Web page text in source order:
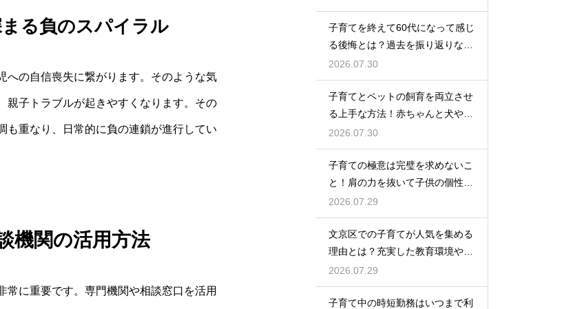
る負のスパイラル
への自信喪失に繋がります。そのような気
親子トラブルが起きやすくなります。その
も重なり、日常的に負の連鎖が進行してい
機関の活用方法
に重要です。専門機関や相談窓口を活用
マンスを上げる術
子育てを終えて60代になって感じ
る後悔とは？過去を振り返りなが
らこれからの自分の人生を豊かに
生きるためのヒント
2026.07.30
子育てとペットの飼育を両立させ
る上手な方法！赤ちゃんと犬や猫
が安全に仲良く暮らすための環境
作りと注意点
2026.07.30
子育ての極意は完璧を求めないこ
と！肩の力を抜いて子供の個性を
尊重しながら笑顔で育児を楽しむ
ためのマインド
2026.07.29
文京区での子育てが人気を集める
理由とは？充実した教育環境や支
援制度を活用して都会で快適に育
児をする術
2026.07.29
子育て中の時短勤務はいつまで利